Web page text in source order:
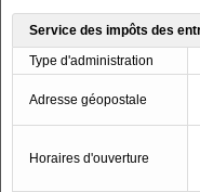
Service des impôts des
Type d'administration
Adresse géopostale
Horaires d'ouverture